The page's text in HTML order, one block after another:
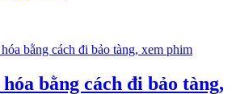
bằng cách đi bảo tàng,